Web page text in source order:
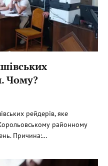
Чому?
рейдерів, яке
районному
Причина:…